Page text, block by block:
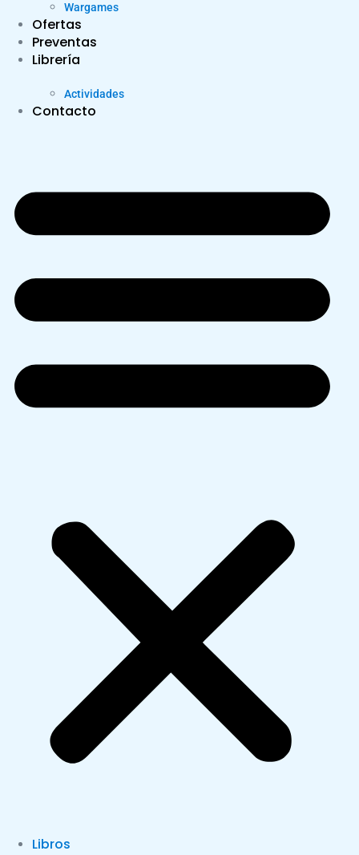
Wargames
Ofertas
Preventas
Librería
Actividades
Contacto
Libros